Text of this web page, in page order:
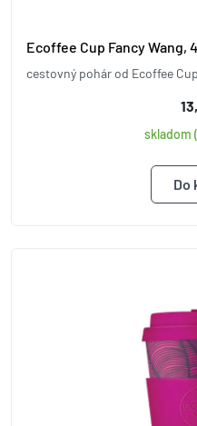
Ecoffee Cup Fancy Wang,
cestovný pohár od Ecoffee
skladom